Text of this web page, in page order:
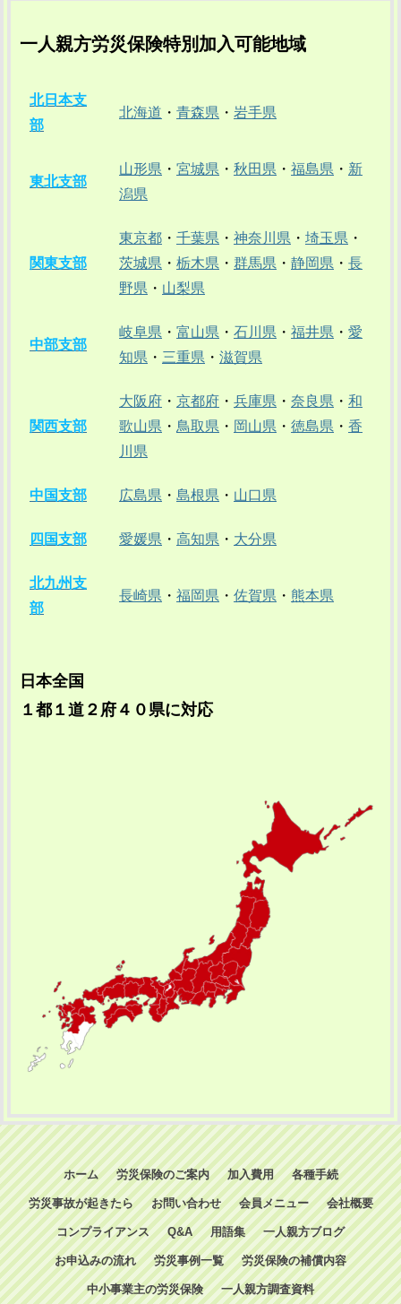
一人親方労災保険特別加入可能地域
北日本支
部
北海道 ・ 青森県 ・ 岩手県
東北支部
山形県 ・ 宮城県 ・ 秋田県 ・ 福島県 ・ 新
潟県
関東支部
東京都 ・ 千葉県 ・ 神奈川県 ・ 埼玉県 ・
茨城県 ・ 栃木県 ・ 群馬県 ・ 静岡県 ・ 長
野県 ・ 山梨県
中部支部
岐阜県 ・ 富山県 ・ 石川県 ・ 福井県 ・ 愛
知県 ・ 三重県 ・ 滋賀県
関西支部
大阪府 ・ 京都府 ・ 兵庫県 ・ 奈良県 ・ 和
歌山県 ・ 鳥取県 ・ 岡山県 ・ 徳島県 ・ 香
川県
中国支部 広島県 ・ 島根県 ・ 山口県
四国支部 愛媛県 ・ 高知県 ・ 大分県
北九州支
部
長崎県 ・ 福岡県 ・ 佐賀県 ・ 熊本県
日本全国
１都１道２府４０県に対応
ホーム 労災保険のご案内 加入費用 各種手続
労災事故が起きたら お問い合わせ 会員メニュー 会社概要
コンプライアンス Q&A 用語集 一人親方ブログ
お申込みの流れ 労災事例一覧 労災保険の補償内容
中小事業主の労災保険 一人親方調査資料